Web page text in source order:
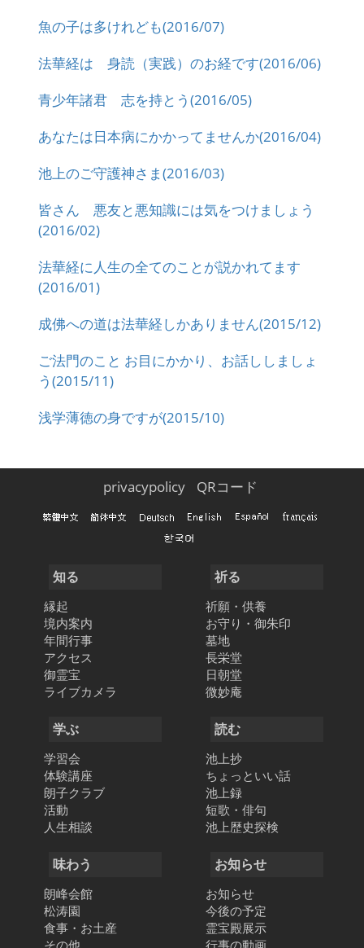
魚の子は多けれども(2016/07)
法華経は 身読（実践）のお経です(2016/06)
青少年諸君 志を持とう(2016/05)
あなたは日本病にかかってませんか(2016/04)
池上のご守護神さま(2016/03)
皆さん 悪友と悪知識には気をつけましょう
(2016/02)
法華経に人生の全てのことが説かれてます
(2016/01)
成佛への道は法華経しかありません(2015/12)
ご法門のこと お目にかかり、お話ししましょ
う(2015/11)
浅学薄徳の身ですが(2015/10)
privacypolicy QRコード
知る
縁起
境内案内
年間行事
アクセス
御霊宝
ライブカメラ
祈る
祈願・供養
お守り・御朱印
墓地
長栄堂
日朝堂
微妙庵
学ぶ
学習会
体験講座
朗子クラブ
活動
人生相談
読む
池上抄
ちょっといい話
池上録
短歌・俳句
池上歴史探検
味わう
朗峰会館
松涛園
食事・お土産
その他
お知らせ
お知らせ
今後の予定
霊宝殿展示
行事の動画